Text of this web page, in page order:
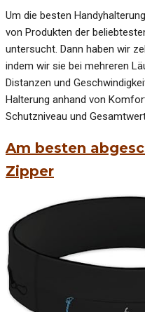
Um die besten
von Produkten der
untersucht. Dann haben wir
indem wir sie bei mehreren
Distanzen und
Halterung anhand von
Schutzniveau und
Am besten
Zipper